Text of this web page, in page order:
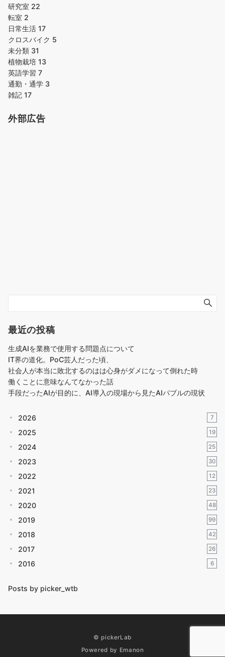
研究室 22
転室 2
日常生活 17
クロスバイク 5
未分類 31
植物栽培 13
英語学習 7
通勤・通学 3
雑記 17
外部広告
最近の投稿
生成AIを業務で使用する問題点について
IT界の道化。PoC芸人だった頃、
社会人が本当に敗北するのはは心身がダメになって倒れた時
働くことに意味なんてなかった話
手段だったAIが目的に、AI導入の現場から見たAIバブルの現状
2026 7
2025 19
2024 25
2023 30
2022 12
2021 23
2020 48
2019 99
2018 42
2017 26
2016 6
Posts by picker_wtb
© pickerLab
Powered by Emanon